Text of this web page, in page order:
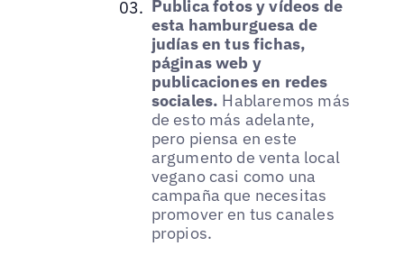
Publica fotos y vídeos de
esta hamburguesa de
judías en tus fichas,
páginas web y
publicaciones en redes
sociales. Hablaremos más
de esto más adelante,
pero piensa en este
argumento de venta local
vegano casi como una
campaña que necesitas
promover en tus canales
propios.